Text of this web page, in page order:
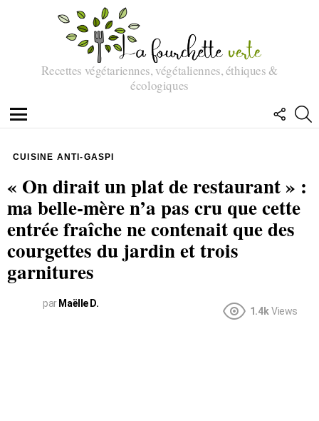
Recettes végétariennes, végétaliennes, éthiques &
écologiques
Menu
NOUS
CUISINE ANTI-GASPI
« On dirait un plat de restaurant » :
ma belle-mère n’a pas cru que cette
entrée fraîche ne contenait que des
courgettes du jardin et trois
garnitures
par Maëlle D.
1.4k Views